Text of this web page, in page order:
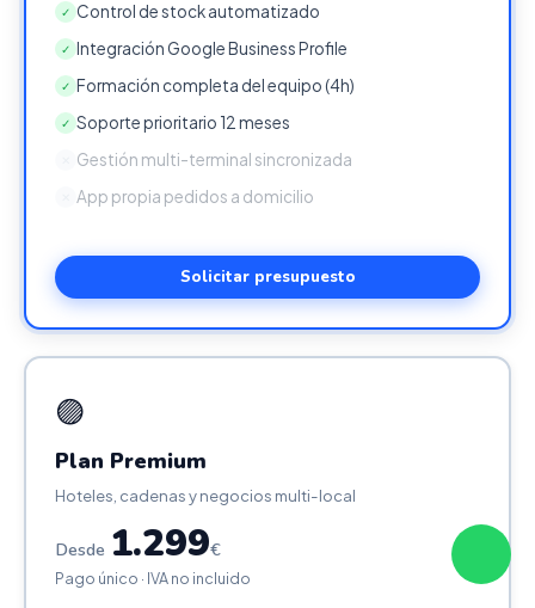
✓ Control de stock automatizado
✓ Integración Google Business Profile
✓ Formación completa del equipo (4h)
✓ Soporte prioritario 12 meses
Gestión multi-terminal sincronizada
App propia pedidos a domicilio
Solicitar presupuesto
🟣
Plan Premium
Hoteles, cadenas y negocios multi-local
Desde 1.299€
Pago único · IVA no incluido